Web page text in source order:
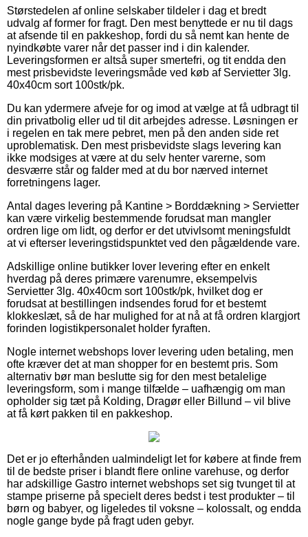
Størstedelen af online selskaber tildeler i dag et bredt
udvalg af former for fragt. Den mest benyttede er nu til dags
at afsende til en pakkeshop, fordi du så nemt kan hente de
nyindkøbte varer når det passer ind i din kalender.
Leveringsformen er altså super smertefri, og tit endda den
mest prisbevidste leveringsmåde ved køb af Servietter 3lg.
40x40cm sort 100stk/pk.
Du kan ydermere afveje for og imod at vælge at få udbragt til
din privatbolig eller ud til dit arbejdes adresse. Løsningen er
i regelen en tak mere pebret, men på den anden side ret
uproblematisk. Den mest prisbevidste slags levering kan
ikke modsiges at være at du selv henter varerne, som
desværre står og falder med at du bor nærved internet
forretningens lager.
Antal dages levering på Kantine > Borddækning > Servietter
kan være virkelig bestemmende forudsat man mangler
ordren lige om lidt, og derfor er det utvivlsomt meningsfuldt
at vi efterser leveringstidspunktet ved den pågældende vare.
Adskillige online butikker lover levering efter en enkelt
hverdag på deres primære varenumre, eksempelvis
Servietter 3lg. 40x40cm sort 100stk/pk, hvilket dog er
forudsat at bestillingen indsendes forud for et bestemt
klokkeslæt, så de har mulighed for at nå at få ordren klargjort
forinden logistikpersonalet holder fyraften.
Nogle internet webshops lover levering uden betaling, men
ofte kræver det at man shopper for en bestemt pris. Som
alternativ bør man beslutte sig for den mest betalelige
leveringsform, som i mange tilfælde – uafhængig om man
opholder sig tæt på Kolding, Dragør eller Billund – vil blive
at få kørt pakken til en pakkeshop.
Det er jo efterhånden ualmindeligt let for købere at finde frem
til de bedste priser i blandt flere online varehuse, og derfor
har adskillige Gastro internet webshops set sig tvunget til at
stampe priserne på specielt deres bedst i test produkter – til
børn og babyer, og ligeledes til voksne – kolossalt, og endda
nogle gange byde på fragt uden gebyr.